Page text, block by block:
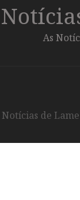
As
Notícias de